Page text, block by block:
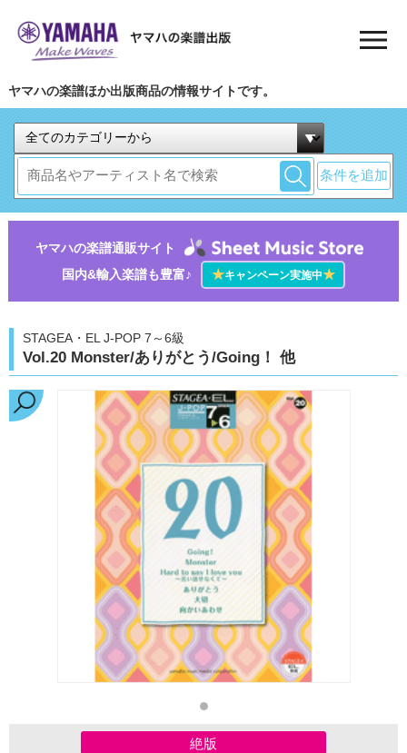
ヤマハの楽譜ほか出版商品の情報サイトです。
条件を追加
ヤマハの楽譜通販サイト
国内&輸入楽譜も豊富♪
★キャンペーン実施中★
STAGEA・EL J-POP 7～6級
Vol.20 Monster/ありがとう/Going！ 他
絶版